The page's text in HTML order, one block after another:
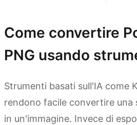
Come convertire
PNG usando
Strumenti basati sull'IA come
rendono facile convertire una
in un'immagine. Invece di